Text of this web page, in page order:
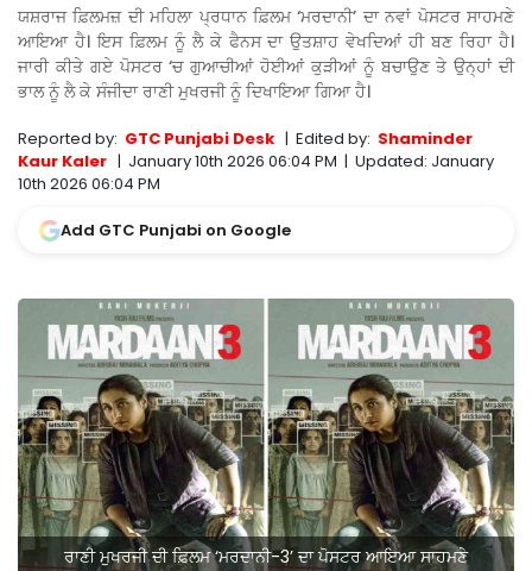
ਯਸ਼ਰਾਜ ਫ਼ਿਲਮਜ਼ ਦੀ ਮਹਿਲਾ ਪ੍ਰਧਾਨ ਫ਼ਿਲਮ ‘ਮਰਦਾਨੀ’ ਦਾ ਨਵਾਂ ਪੋਸਟਰ ਸਾਹਮਣੇ
ਆਇਆ ਹੈ। ਇਸ ਫ਼ਿਲਮ ਨੂੰ ਲੈ ਕੇ ਫੈਨਸ ਦਾ ਉਤਸ਼ਾਹ ਵੇਖਦਿਆਂ ਹੀ ਬਣ ਰਿਹਾ ਹੈ।
ਜਾਰੀ ਕੀਤੇ ਗਏ ਪੋਸਟਰ ‘ਚ ਗੁਆਚੀਆਂ ਹੋਈਆਂ ਕੁੜੀਆਂ ਨੂੰ ਬਚਾਉਣ ਤੇ ਉਨ੍ਹਾਂ ਦੀ
ਭਾਲ ਨੂੰ ਲੈ ਕੇ ਸੰਜੀਦਾ ਰਾਣੀ ਮੁਖਰਜੀ ਨੂੰ ਦਿਖਾਇਆ ਗਿਆ ਹੈ।
Reported by: GTC Punjabi Desk | Edited by: Shaminder
Kaur Kaler | January 10th 2026 06:04 PM | Updated: January
10th 2026 06:04 PM
Add GTC Punjabi on Google
ਰਾਣੀ ਮੁਖਰਜੀ ਦੀ ਫ਼ਿਲਮ ‘ਮਰਦਾਨੀ-3’ ਦਾ ਪੋਸਟਰ ਆਇਆ ਸਾਹਮਣੇ